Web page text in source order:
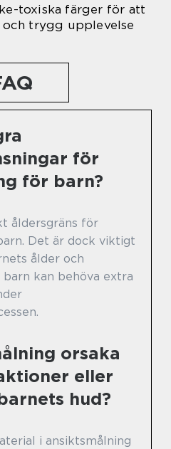
toxiska färger för att
trygg upplevelse
för
för barn?
åldersgräns för
Det är dock viktigt
ålder och
barn kan behöva extra
orsaka
eller
hud?
i ansiktsmålning